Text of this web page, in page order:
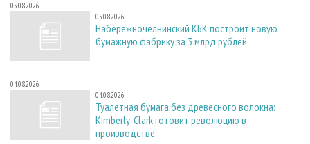
05.08.2026
05.08.2026
Набережночелнинский КБК построит новую
бумажную фабрику за 3 млрд рублей
04.08.2026
04.08.2026
Туалетная бумага без древесного волокна:
Kimberly-Clark готовит революцию в
производстве